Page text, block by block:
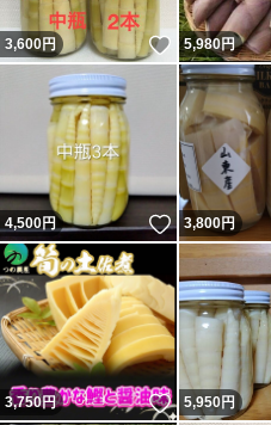
3,600円 いいね！
5,980円
4,500円 いいね！
3,800円
3,750円 いいね！
5,950円